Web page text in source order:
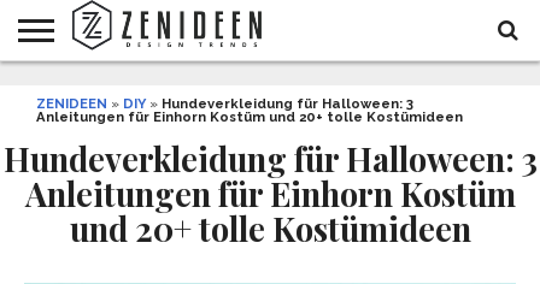
INNENDESIGN
ARCHITEKTUR
GARTEN
UND
LIFESTYLE
DEKO
&
DIY
STYLE
REZEPTE
GESUNDHEIT
WEIHNACHTEN
ZENIDEEN » DIY» Hundeverkleidung für Halloween: 3
Anleitungen für Einhorn Kostüm und 20+ tolle Kostümideen
Hundeverkleidung für Halloween: 3
Anleitungen für Einhorn Kostüm
und 20+ tolle Kostümideen